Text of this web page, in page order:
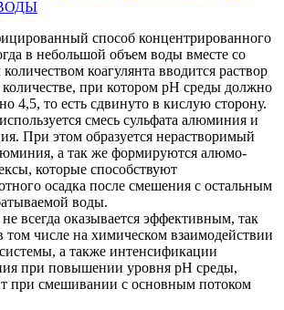
способ концентрированного
в небольшой объем воды вместе со
коагулянта вводится раствор
при котором рН среды должно
4,5, то есть сдвинуто в кислую сторону.
смесь сульфата алюминия и
При этом образуется нерастворимый
а так же формируются алюмо-
которые способствуют
осадка после смешения с остальным
воды.
всегда оказывается эффективным, так
том числе на химическом взаимодействии
а также интенсификации
при повышении уровня рН среды,
при смешивании с основным потоком